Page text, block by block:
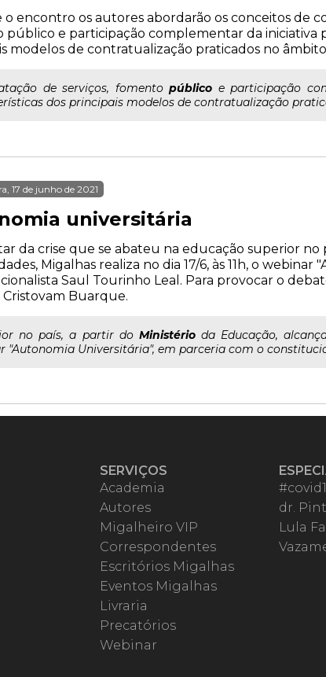
o encontro os autores abordarão os conceitos de
e participação complementar da iniciativa
modelos de contratualização praticados no
de serviços, fomentopúblico e participação
dos principais modelos de contratualização
17 de junho de 2021
universitária
da crise que se abateu na educação superior
Migalhas realiza no dia 17/6, às 11h, o
Saul Tourinho Leal. Para provocar o
Buarque.
no país, a partir do Ministérioda Educação,
"Autonomia Universitária", em parceria com o
SERVIÇOS
Academia
Autores
Migalheiro VIP
Correspondentes
Escritórios Migalhas
Eventos Migalhas
Livraria
Precatórios
Webinar
dr.
Lula